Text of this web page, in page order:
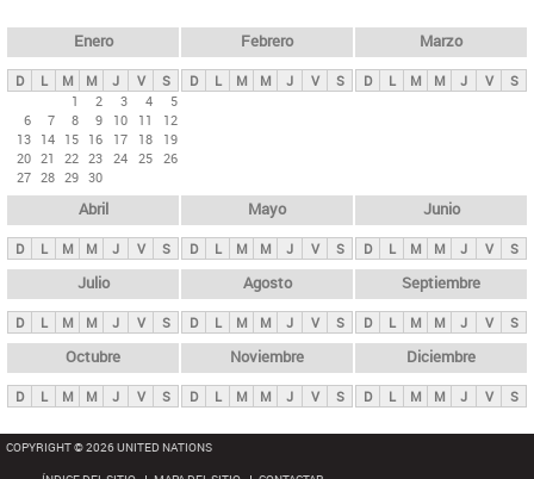
ds
p
n
i
p
a
l
s
Enero
D L M M J V
S
1
2 3 4
5
6
7 8 9 10 11
12
13 14 15 16 17 18
19
20 21 22 23 24 25 26
27 28 29 30
Febrero
D L M M J V S
Marzo
D L M M J V S
Abril
D L M M J V S
Mayo
D L M M J V S
Junio
D L M M J V S
Julio
D L M M J V S
Agosto
D L M M J V S
Septiembre
D L M M J V S
Octubre
D L M M J V S
Noviembre
D L M M J V S
Diciembre
D L M M J V S
COPYRIGHT © 2026 UNITED NATIONS